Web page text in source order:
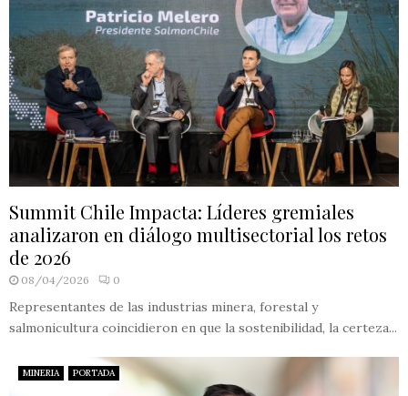
Summit Chile Impacta: Líderes gremiales
analizaron en diálogo multisectorial los retos
de 2026
08/04/2026 0
Representantes de las industrias minera, forestal y
salmonicultura coincidieron en que la sostenibilidad, la certeza...
MINERIA PORTADA